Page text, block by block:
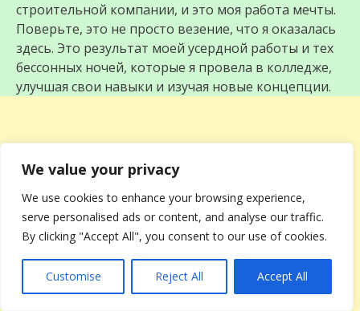
We value your privacy
We use cookies to enhance your browsing experience,
serve personalised ads or content, and analyse our traffic.
By clicking "Accept All", you consent to our use of cookies.
Customise Reject All Accept All
строительной компании, и это моя работа мечты.
Поверьте, это не просто везение, что я оказалась
здесь. Это результат моей усердной работы и тех
бессонных ночей, которые я провела в колледже,
улучшая свои навыки и изучая новые концепции.